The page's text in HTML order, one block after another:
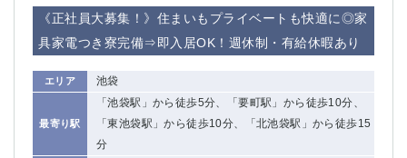
《正社員大募集！》住まいもプライベートも快適に◎家
具家電つき寮完備⇒即入居OK！週休制・有給休暇あり
エリア 池袋
最寄り駅
「池袋駅」から徒歩5分、「要町駅」から徒歩10分、
「東池袋駅」から徒歩10分、「北池袋駅」から徒歩15
分